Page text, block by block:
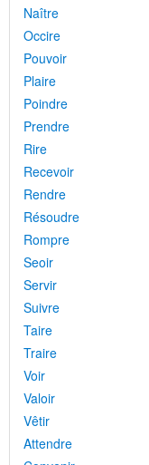
Naître
Occire
Pouvoir
Plaire
Poindre
Prendre
Rire
Recevoir
Rendre
Résoudre
Rompre
Seoir
Servir
Suivre
Taire
Traire
Voir
Valoir
Vêtir
Attendre